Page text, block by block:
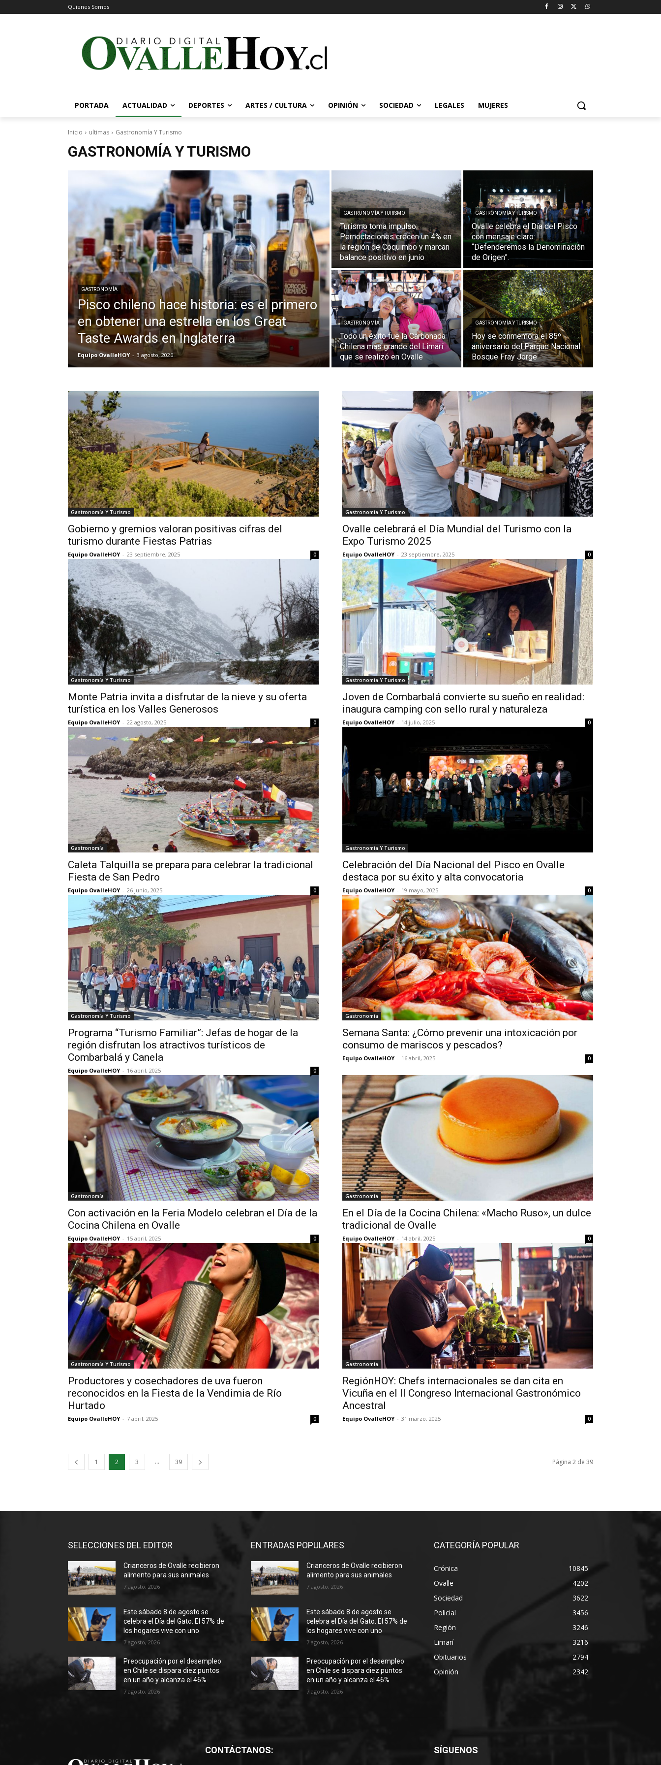
Quienes Somos
PORTADA ACTUALIDAD DEPORTES ARTES / CULTURA OPINIÓN SOCIEDAD LEGALES MUJERES
Inicio ultimas Gastronomía Y Turismo
GASTRONOMÍA Y TURISMO
GASTRONOMÍA
Pisco chileno hace historia: es el primero
en obtener una estrella en los Great
Taste Awards en Inglaterra
Equipo OvalleHOY - 3 agosto, 2026
GASTRONOMÍA Y TURISMO
Turismo toma impulso:
Pernoctaciones crecen un 4% en
la región de Coquimbo y marcan
balance positivo en junio
GASTRONOMÍA Y TURISMO
Ovalle celebra el Día del Pisco
con mensaje claro:
“Defenderemos la Denominación
de Origen”.
GASTRONOMÍA
Todo un éxito fue la Carbonada
Chilena más grande del Limarí
que se realizó en Ovalle
GASTRONOMÍA Y TURISMO
Hoy se conmemora el 85º
aniversario del Parque Nacional
Bosque Fray Jorge
Gastronomía Y Turismo
Gobierno y gremios valoran positivas cifras del
turismo durante Fiestas Patrias
Equipo OvalleHOY - 23 septiembre, 2025 0
Gastronomía Y Turismo
Ovalle celebrará el Día Mundial del Turismo con la
Expo Turismo 2025
Equipo OvalleHOY - 23 septiembre, 2025 0
Gastronomía Y Turismo
Monte Patria invita a disfrutar de la nieve y su oferta
turística en los Valles Generosos
Equipo OvalleHOY - 22 agosto, 2025 0
Gastronomía Y Turismo
Joven de Combarbalá convierte su sueño en realidad:
inaugura camping con sello rural y naturaleza
Equipo OvalleHOY - 14 julio, 2025 0
Gastronomía
Caleta Talquilla se prepara para celebrar la tradicional
Fiesta de San Pedro
Equipo OvalleHOY - 26 junio, 2025 0
Gastronomía Y Turismo
Celebración del Día Nacional del Pisco en Ovalle
destaca por su éxito y alta convocatoria
Equipo OvalleHOY - 19 mayo, 2025 0
Gastronomía Y Turismo
Programa “Turismo Familiar”: Jefas de hogar de la
región disfrutan los atractivos turísticos de
Combarbalá y Canela
Equipo OvalleHOY - 16 abril, 2025 0
Gastronomía
Semana Santa: ¿Cómo prevenir una intoxicación por
consumo de mariscos y pescados?
Equipo OvalleHOY - 16 abril, 2025 0
Gastronomía
Con activación en la Feria Modelo celebran el Día de la
Cocina Chilena en Ovalle
Equipo OvalleHOY - 15 abril, 2025 0
Gastronomía
En el Día de la Cocina Chilena: «Macho Ruso», un dulce
tradicional de Ovalle
Equipo OvalleHOY - 14 abril, 2025 0
Gastronomía Y Turismo
Productores y cosechadores de uva fueron
reconocidos en la Fiesta de la Vendimia de Río
Hurtado
Equipo OvalleHOY - 7 abril, 2025 0
Gastronomía
RegiónHOY: Chefs internacionales se dan cita en
Vicuña en el II Congreso Internacional Gastronómico
Ancestral
Equipo OvalleHOY - 31 marzo, 2025 0
1 2 3 ... 39 Página 2 de 39
SELECCIONES DEL EDITOR
Crianceros de Ovalle recibieron
alimento para sus animales
7 agosto, 2026
Este sábado 8 de agosto se
celebra el Día del Gato: El 57% de
los hogares vive con uno
7 agosto, 2026
Preocupación por el desempleo
en Chile se dispara diez puntos
en un año y alcanza el 46%
7 agosto, 2026
ENTRADAS POPULARES
Crianceros de Ovalle recibieron
alimento para sus animales
7 agosto, 2026
Este sábado 8 de agosto se
celebra el Día del Gato: El 57% de
los hogares vive con uno
7 agosto, 2026
Preocupación por el desempleo
en Chile se dispara diez puntos
en un año y alcanza el 46%
7 agosto, 2026
CATEGORÍA POPULAR
Crónica
10845
Ovalle
4202
Sociedad
3622
Policial
3456
Región
3246
Limarí
3216
Obituarios
2794
Opinión
2342
CONTÁCTANOS: SÍGUENOS